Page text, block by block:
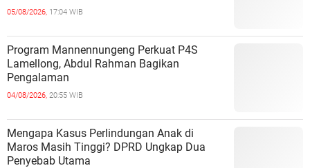
05/08/2026, 17:04 WIB
Program Mannennungeng Perkuat P4S
Lamellong, Abdul Rahman Bagikan
Pengalaman
04/08/2026, 20:55 WIB
Mengapa Kasus Perlindungan Anak di
Maros Masih Tinggi? DPRD Ungkap Dua
Penyebab Utama